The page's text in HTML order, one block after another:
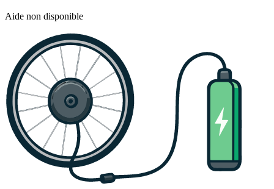
Aide non disponible